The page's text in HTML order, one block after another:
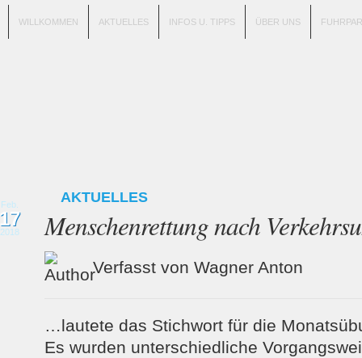
WILLKOMMEN AKTUELLES INFOS U. TIPPS ÜBER UNS
Feb.
17
2018
AKTUELLES
Menschenrettung nach
Verfasst von Wagner Anton
…lautete das Stichwort für die
Es wurden unterschiedliche